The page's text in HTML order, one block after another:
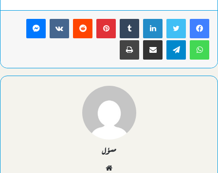
لينكدإن بينتيريست ماسنجر
واتساب تيلقرام مشاركة عبر البريد طباعة
مسؤل